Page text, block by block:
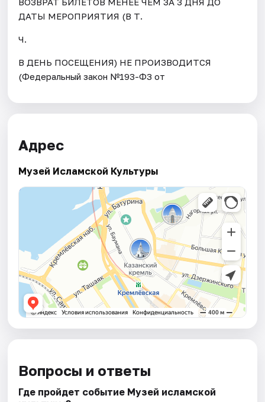
ДАТЫ МЕРОПРИЯТИЯ (В Т.
Ч.
В ДЕНЬ ПОСЕЩЕНИЯ) НЕ ПРОИЗВОДИТСЯ
(Федеральный закон №193-ФЗ от
Адрес
Музей Исламской Культуры
Вопросы и ответы
Где пройдет событие Музей исламской